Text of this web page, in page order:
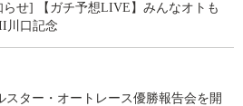
らせ] 【ガチ予想LIVE】みんなオトも
川口記念
スター・オートレース優勝報告会を開